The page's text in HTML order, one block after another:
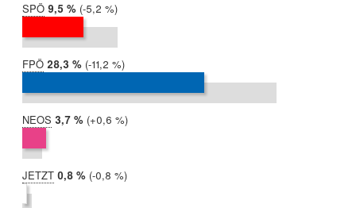
SPÖ 2019:
9,5 %
2017:
14,8 %
Differenz:
-5,2 %
FPÖ 2019:
28,3 %
2017:
39,5 %
Differenz:
-11,2 %
NEOS 2019:
3,7 %
2017:
3,0 %
Differenz:
+0,6 %
JETZT 2019:
0,8 %
2017:
1,5 %
Differenz:
-0,8 %